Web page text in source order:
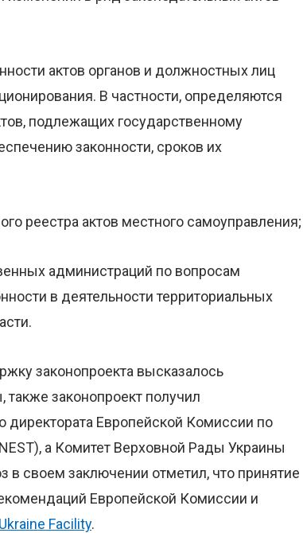
актов органов и должностных лиц
В частности, определяются
подлежащих государственному
законности, сроков их
реестра актов местного самоуправления;
администраций по вопросам
в деятельности территориальных
законопроекта высказалось
законопроект получил
директората Европейской Комиссии по
а Комитет Верховной Рады Украины
в своем заключении отметил, что принятие
Европейской Комиссии и
Ukraine Facility.